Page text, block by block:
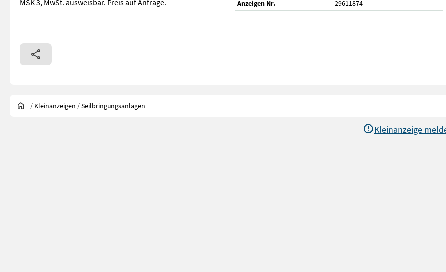
MSK 3, MwSt. ausweisbar. Preis auf Anfrage.
Anzeigen Nr.
29611874
/ Kleinanzeigen /Seilbringungsanlagen
Kleinanzeige